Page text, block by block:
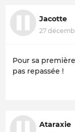
Jacotte
27
Pour sa
pas repassée !
Ataraxie